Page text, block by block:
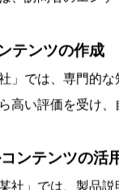
ンとユーザビ
某社」では、ウ
スが向上し、訪
ーストインデ
某社」では、モ